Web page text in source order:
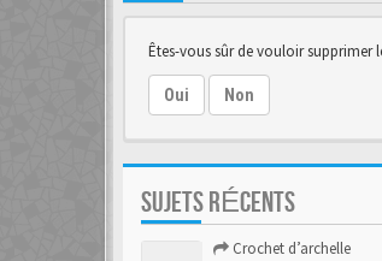
Êtes-vous sûr de vouloir supprimer
Oui Non
SUJETS RÉCENTS
Crochet d’archelle